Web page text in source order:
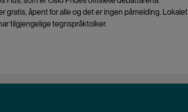
gratis, åpent for alle og det er ingen påmelding. Lokalet
tilgjengelige tegnspråktolker.